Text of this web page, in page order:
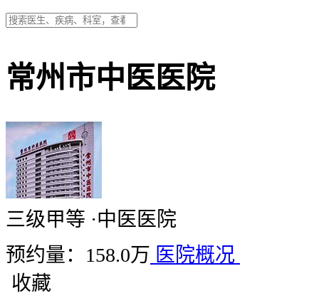
常州市中医医院
三级甲等 ·中医医院
预约量：158.0万 医院概况
收藏